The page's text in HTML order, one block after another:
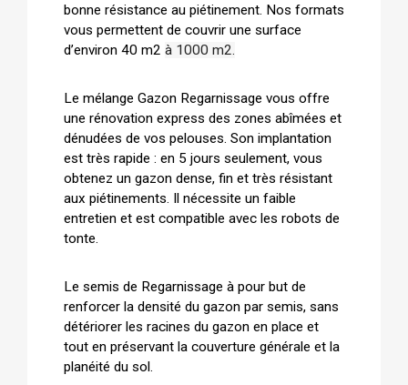
bonne résistance au piétinement. Nos formats
vous permettent de couvrir une surface
d’environ 40 m2 à 1000 m2.
Le mélange Gazon Regarnissage vous offre
une rénovation express des zones abîmées et
dénudées de vos pelouses. Son implantation
est très rapide : en 5 jours seulement, vous
obtenez un gazon dense, fin et très résistant
aux piétinements. Il nécessite un faible
entretien et est compatible avec les robots de
tonte.
Le semis de Regarnissage à pour but de
renforcer la densité du gazon par semis, sans
détériorer les racines du gazon en place et
tout en préservant la couverture générale et la
planéité du sol.